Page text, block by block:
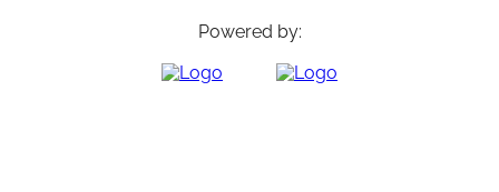
Powered by: